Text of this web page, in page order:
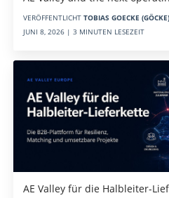
VERÖFFENTLICHT TOBIAS GOECKE
JUNI 8, 2026 | 3 MINUTEN LESEZEIT
AE Valley für die Halbleiter-